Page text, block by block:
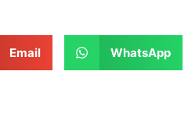
Email WhatsApp